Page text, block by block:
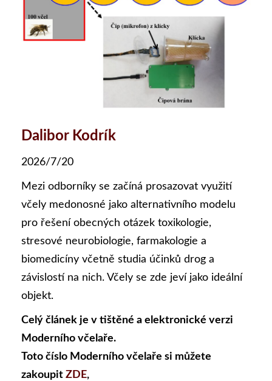
Dalibor Kodrík
2026/7/20
Mezi odborníky se začíná prosazovat využití
včely medonosné jako alternativního modelu
pro řešení obecných otázek toxikologie,
stresové neurobiologie, farmakologie a
biomedicíny včetně studia účinků drog a
závislostí na nich. Včely se zde jeví jako ideální
objekt.
Celý článek je v tištěné a elektronické verzi
Moderního včelaře.
Toto číslo Moderního včelaře si můžete
zakoupit ZDE,